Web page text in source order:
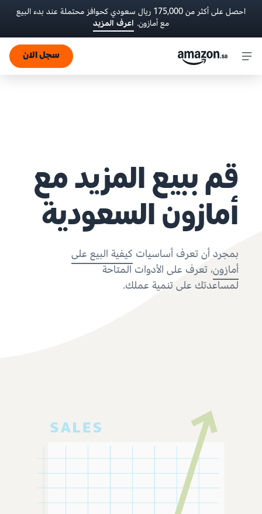
احصل على أكثر من 175,000 ريال سعودي كحوافز محتملة عند بدء البيع
مع أمازون. اعرف المزيد
سجل الان
قم ببيع المزيد مع
أمازون السعودية
بمجرد أن تعرف أساسيات كيفية البيع على
أمازون، تعرف على الأدوات المتاحة
لمساعدتك على تنمية عملك.